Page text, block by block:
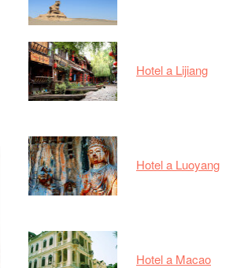
Hotel a Lijiang
Hotel a Luoyang
Hotel a Macao